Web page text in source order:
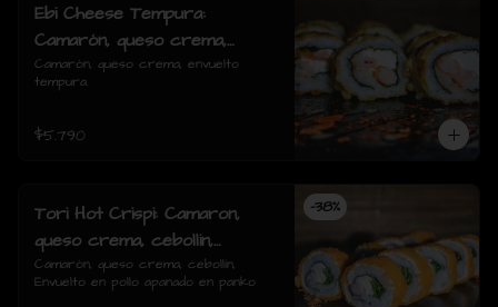
Ebi Cheese Tempura:
Camarón, queso crema,
envuelto tempura.
Camarón, queso crema, envuelto
tempura.
$5.790
-38%
Tori Hot Crispi: Camaron,
queso crema, cebollin,
Envuelto en pollo apanado en
panko
Camarón, queso crema, cebollín,
Envuelto en pollo apanado en panko